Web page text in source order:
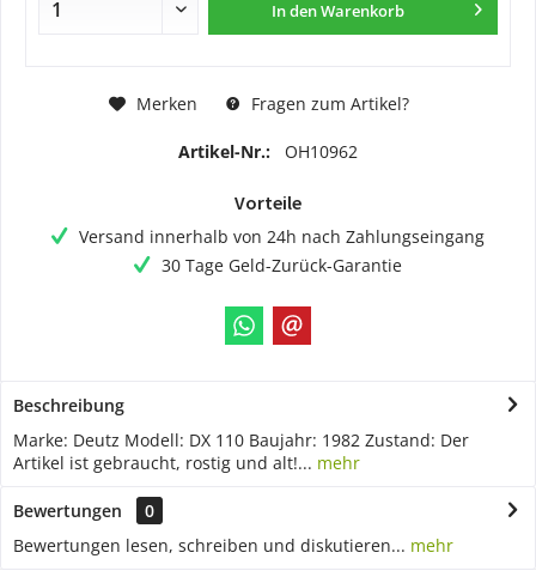
In denWarenkorb
Merken Fragen zum Artikel?
Artikel-Nr.: OH10962
Vorteile
Versand innerhalb von 24h nach Zahlungseingang
30 Tage Geld-Zurück-Garantie
Beschreibung
Marke: Deutz Modell: DX 110 Baujahr: 1982 Zustand: Der
Artikel ist gebraucht, rostig und alt!... mehr
Bewertungen
0
Bewertungen lesen, schreiben und diskutieren... mehr